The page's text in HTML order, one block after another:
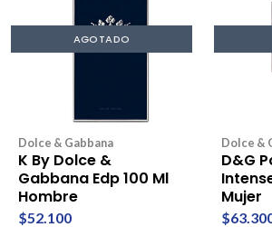
AGOTADO
Dolce & Gabbana
K By Dolce &
Gabbana Edp 100 Ml
Hombre
$52.100
Dolce &
D&G
Mujer